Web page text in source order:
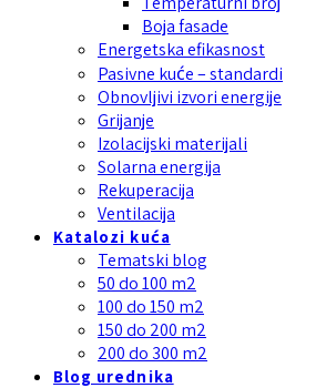
Boja fasade
Energetska efikasnost
Pasivne kuće – standardi
Obnovljivi izvori energije
Grijanje
Izolacijski materijali
Solarna energija
Rekuperacija
Ventilacija
Katalozi kuća
Tematski blog
50 do 100 m2
100 do 150 m2
150 do 200 m2
200 do 300 m2
Blog urednika